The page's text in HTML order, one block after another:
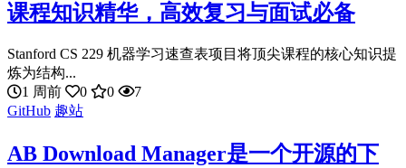
课程知识精华，高效复习与面试必备
Stanford CS 229 机器学习速查表项目将顶尖课程的核心知识提
炼为结构...
1 周前
0 0
7
GitHub 趣站
AB Download Manager是一个开源的下